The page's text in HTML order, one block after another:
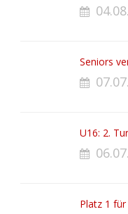
Seniors
U16: 2.
Platz 1 für